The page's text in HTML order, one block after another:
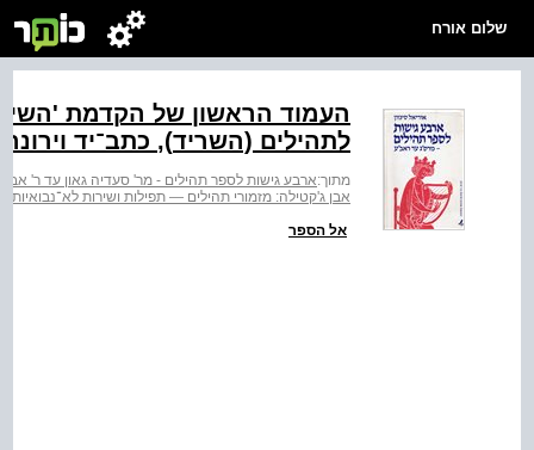
שלום אורח
העמוד הראשון של הקדמת
לתהילים (השריד‭,(‬ כתב־יד וירונה — הספריה העירונית ‭.204‬
מתוך:ארבע גישות לספר תהילים - מר' סעדיה גאון עד ר'
אבן ג'קטילה: מזמורי תהילים — תפילות ושירות לא־נבואיות
אל הספר